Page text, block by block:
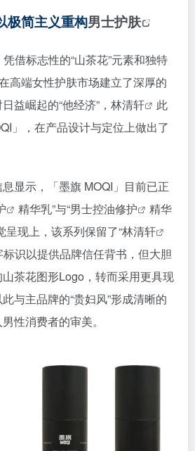
极简主义重构男士护肤
凭借标志性的“山茶花”元素和独特
高端女性护肤市场建立了深厚的
益崛起的“他经济”， 林清轩
此
」，在产品设计与定位上做出了
显示，「墨旗 MOQI」目前已正
精华乳”与“男士控油修护
精华
呈现上，该系列保留了“林清轩
标识以提供品牌信任背书，但大胆
茶花图形Logo，转而采用更具现
与主品牌的“贵妇风”形成清晰的
性消费者的审美。